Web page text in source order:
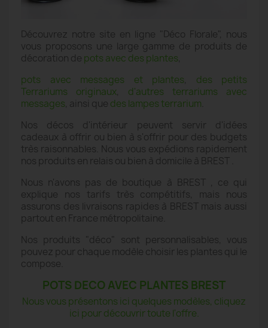
Découvrez notre site en ligne "Déco Florale", nous
vous proposons une large gamme de produits de
décoration de pots avec des plantes,
pots avec messages et plantes, des petits
Terrariums originaux, d'autres terrariums avec
messages, ainsi que des lampes terrarium
Nos décos d'intérieur peuvent servir d'idées
cadeaux à offrir ou bien à s'offrir pour des budgets
très raisonnables. Nous vous expédions rapidement
nos produits en relais ou bien à domicile à BREST .
Nous n'avons pas de boutique à BREST , ce qui
explique nos tarifs très compétitifs, mais nous
assurons des livraisons rapides à BREST mais aussi
partout en France métropolitaine.
Nos produits "déco" sont personnalisables, vous
pouvez pour chaque modèle choisir les plantes qui le
compose.
POTS DECO AVEC PLANTES BREST
Nous vous présentons ici quelques modèles, cliquez
ici pour découvrir toute l'offre.